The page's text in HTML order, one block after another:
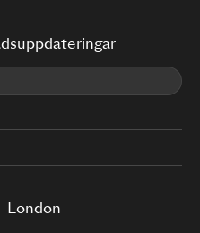
London